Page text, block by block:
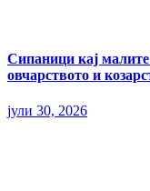
Сипаници кај малите
овчарството и
јули 30, 2026